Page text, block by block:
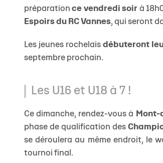
préparationce vendredi soir à
Espoirs du RC Vannes, qui seront
Les jeunes rochelais débuteront
septembre prochain.
Les U16 et U18 à 7 !
Ce dimanche, rendez-vous à Mont-
phase de qualification des
se déroulera au même endroit, le
tournoi final.